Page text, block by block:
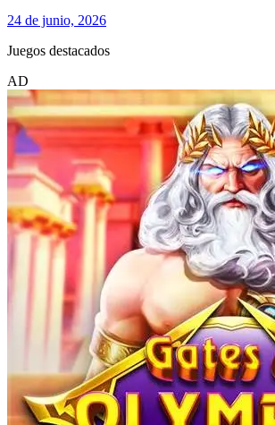
24 de junio, 2026
Juegos destacados
AD